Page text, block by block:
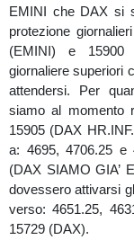
EMINI che DAX si
protezione
(EMINI) e 15900
giornaliere superiori
attendersi. Per
siamo al momento
15905 (DAX
a: 4695, 4706.25 e
(DAX SIAMO GIA’
dovessero attivarsi
verso: 4651.25,
15729 (DAX).